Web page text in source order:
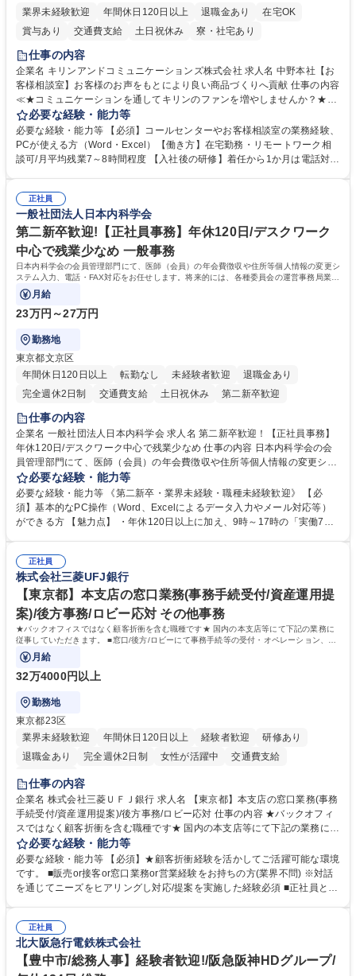
業界未経験歓迎
年間休日120日以上 退職金あり
在宅OK
賞与あり
交通費支給 土日祝休み 寮・社宅あり
仕事の内容
企業名 キリンアンドコミュニケーションズ株式会社 求人名 中野本社【お
客様相談室】お客様のお声をもとにより良い商品づくりへ貢献 仕事の内容
≪★コミュニケーションを通してキリンのファンを増やしませんか？★≫
お客様のお声をより良い商品づくりに活かしていく上で、窓口となるお客
様相談室でのお仕事です。 日々お客様からいただくキリングループへのご
意見を、企業活動に活かしています。お客様からの声に迅速かつ誠意をも
って対応、情報提供するとともにグループ内活動に反映しています。 【具
平均100件前後■メール・手紙：同上40件前後 募集職種 中野本社【お客様
相談室】お客様のお声をもとにより良い商品づくりへ貢献
必要な経験・能力等
必要な経験・能力等 【必須】コールセンターやお客様相談室の業務経験、
PCが使える方（Word・Excel）【働き方】在宅勤務・リモートワーク相
談可/月平均残業7～8時間程度 【入社後の研修】着任から1か月は電話対応
すのでご安心ください。 【当社について】キリングループの広報機能を担
う会社として、お客様との出会いを大切にし、磨き上げたホスピタリティ
を込めてコミュニケーションをとりながら広報関連業務を行っておりま
す。 学歴・資格 学歴：大学院 大学 高専 短大 専修学校 高校 語学力： 資
格：
正社員
一般社団法人日本内科学会
第二新卒歓迎!【正社員事務】年休120日/デスクワーク
中心で残業少なめ 一般事務
日本内科学会の会員管理部門にて、医師（会員）の年会費徴収や住所等個人情報の変更シ
ステム入力、電話・FAX対応をお任せします。将来的には、各種委員会の運営事務局業務
などにも幅広く携わっていただきます。
月給
23万円～27万円
勤務地
東京都文京区
年間休日120日以上
転勤なし 未経験者歓迎
退職金あり
完全週休2日制
交通費支給 土日祝休み 第二新卒歓迎
仕事の内容
企業名 一般社団法人日本内科学会 求人名 第二新卒歓迎！【正社員事務】
年休120日/デスクワーク中心で残業少なめ 仕事の内容 日本内科学会の会
員管理部門にて、医師（会員）の年会費徴収や住所等個人情報の変更シス
テム入力、電話・FAX対応をお任せします。将来的には、各種委員会の運
営事務局業務などにも幅広く携わっていただきます。 【会員管理・データ
入力業務】 ・医師（会員）の住所変更、個人情報のシステム登録・更新
・年会費の徴収管理や入金データの照合確認 【問い合わせ対応】 ・会員
年休120日/デスクワーク中心で残業少なめ
必要な経験・能力等
必要な経験・能力等 《第二新卒・業界未経験・職種未経験歓迎》 【必
須】基本的なPC操作（Word、Excelによるデータ入力やメール対応等）
ができる方 【魅力点】 ・年休120日以上に加え、9時～17時の「実働7時
整、資料作成、当日の運営サポート 学歴・資格 学歴：大学院 大学 語学
力： 資格：
正社員
株式会社三菱UFJ銀行
【東京都】本支店の窓口業務(事務手続受付/資産運用提
案)/後方事務/ロビー応対 その他事務
★バックオフィスではなく顧客折衝を含む職種です★ 国内の本支店等にて下記の業務に
従事していただきます。 ■窓口/後方/ロビーにて事務手続等の受付・オペレーション、お
客様対応
月給
32万4000円以上
勤務地
東京都23区
業界未経験歓迎
年間休日120日以上 経験者歓迎
研修あり
退職金あり
完全週休2日制 女性が活躍中
交通費支給
土日祝休み
仕事の内容
企業名 株式会社三菱ＵＦＪ銀行 求人名 【東京都】本支店の窓口業務(事務
手続受付/資産運用提案)/後方事務/ロビー応対 仕事の内容 ★バックオフィ
スではなく顧客折衝を含む職種です★ 国内の本支店等にて下記の業務に従
事していただきます。 ■窓口/後方/ロビーにて事務手続等の受付・オペレ
ーション、お客様対応 ■窓口にて、ご来店された個人のお客様に対して金
融商品のご提案 ■効率的な事務運用の検討・構築等 ≪業務紹介：ご応募前
に必ずご覧ください≫ ※記事 https://www.mysite.bk.mufg.jp/career/circle/
必要な経験・能力等
必要な経験・能力等 【必須】★顧客折衝経験を活かしてご活躍可能な環境
です。 ■販売or接客or窓口業務or営業経験をお持ちの方(業界不問) ※対話
を通じてニーズをヒアリングし対応/提案を実施した経験必須 ■正社員とし
るので安心して入行いただけます。 幅広いキャリアの選択肢があり、公募
や社内副業等を活用し、 一人ひとりが挑戦できるカルチャーが浸透してい
ます。 学歴・資格 学歴：大学院 大学 高専 短大 専修学校 高校 語学力：
資格：
正社員
北大阪急行電鉄株式会社
【豊中市/総務人事】経験者歓迎!/阪急阪神HDグループ/